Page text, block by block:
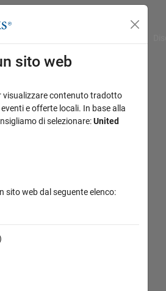
sito web
visualizzare contenuto tradotto
e offerte locali. In base alla
di selezionare:United
sito web dal seguente elenco: